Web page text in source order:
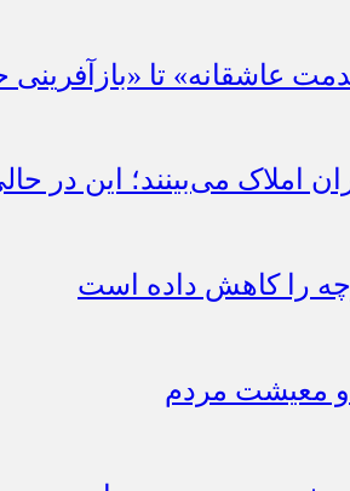
عاشقانه» تا «بازآفرینی
املاک می‌بینند؛ این در
را کاهش داده است
و معیشت مردم